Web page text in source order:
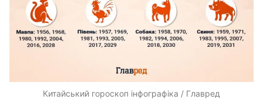
Китайський гороскоп інфографіка / Главред